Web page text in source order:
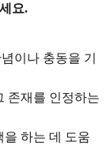
요.
이나 충동을 기
존재를 인정하는
을 하는 데 도움